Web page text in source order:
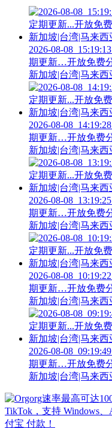
2026-08-
期更新…开放免费
新加坡|台湾|马来
2026-08-
期更新…开放免费
新加坡|台湾|马来
2026-08-
期更新…开放免费
新加坡|台湾|马来
2026-08-
期更新…开放免费
新加坡|台湾|马来
2026-08-
期更新…开放免费
新加坡|台湾|马来